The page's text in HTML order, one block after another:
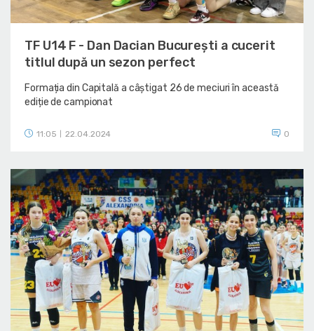
TF U14 F - Dan Dacian București a cucerit
titlul după un sezon perfect
Formația din Capitală a câștigat 26 de meciuri în această
ediție de campionat
11:05 22.04.2024 0